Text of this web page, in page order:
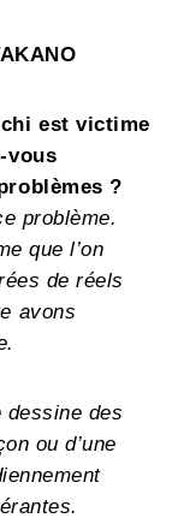
est victime
vous
?
problème.
que l’on
de réels
avons
dessine des
ou d’une